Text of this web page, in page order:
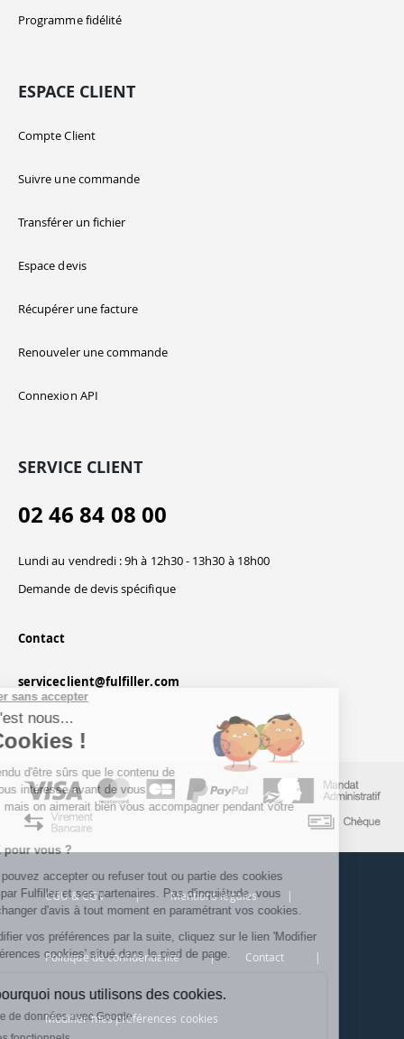
Continuer sans accepter
Salut c'est nous...
les Cookies !
On a attendu d'être sûrs que le contenu de
ce site vous intéresse avant de vous
déranger, mais on aimerait bien vous accompagner pendant votre
visite...
C'est OK pour vous ?
Ici, vous pouvez accepter ou refuser tout ou partie des cookies
déposés par Fulfiller et ses partenaires. Pas d'inquiétude, vous
pourrez changer d'avis à tout moment en paramétrant vos cookies.
Pour modifier vos préférences par la suite, cliquez sur le lien 'Modifier
mes préférences cookies' situé dans le pied de page.
Voici pourquoi nous utilisons des cookies.
Partage de données avec Google
Programme fidélité
ESPACE CLIENT
Compte Client
Suivre une commande
Transférer un fichier
Espace devis
Récupérer une facture
Renouveler une commande
Connexion API
SERVICE CLIENT
02 46 84 08 00
Lundi au vendredi : 9h à 12h30 - 13h30 à 18h00
Demande de devis spécifique
Contact
serviceclient@fulfiller.com
CGU & CGV | Mentions légales
Politique de confidentialité | Contact
Modifier mes préférences cookies